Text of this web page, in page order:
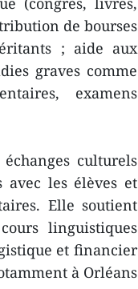
de bourses
; aide aux
graves comme
examens
culturels
avec les élèves et
Elle soutient
linguistiques
et financier
à Orléans